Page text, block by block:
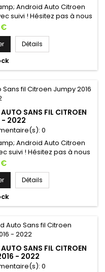
Android Auto Citroen
suivi ! Hésitez pas à nous
une question !
Détails
SANS FIL CITROEN
- 2022
0
Android Auto Citroen
suivi ! Hésitez pas à nous
une question !
Détails
SANS FIL CITROEN
- 2022
0